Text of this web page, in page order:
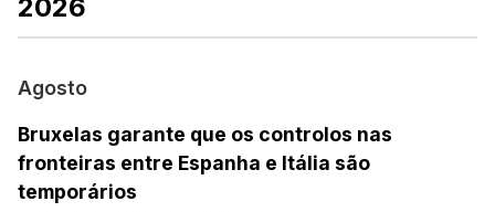
2026
Agosto
Bruxelas garante que os controlos nas
fronteiras entre Espanha e Itália são
temporários